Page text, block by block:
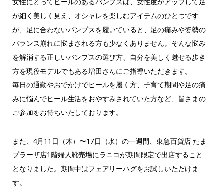
が細く美しく見え、オシャレを楽しむアイテムのひとつです
が、足に合わないパンプスを履いていると、足の痛みや姿勢の
バランス崩れに悩まされる方も少なくありません。そんな悩み
を解消する正しいパンプスの選び方、自分を美しく魅せる歩き
方を現役モデルでもある増田さんにご指導いただきます。
毎日の通勤やおでかけでヒールを履く方、子育て期間や足の痛
みに悩んでヒール生活をおやすみされていた方など、皆さまの
ご参加をお待ちいたしております。
また、4月11日（木）〜17日（水）の一週間、東急百貨店 たま
プラーザ店1階婦人靴売場にラニコが期間限定で出店すること
となりました。期間中はフェアリーハグをお試しいただけま
す。